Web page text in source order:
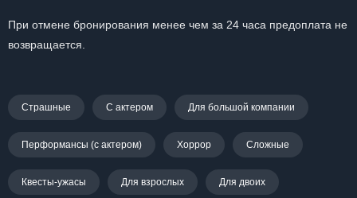
При отмене бронирования менее чем за 24 часа предоплата не
возвращается.
Страшные С актером Для большой компании
Перформансы (с актером) Хоррор Сложные
Квесты-ужасы Для взрослых Для двоих